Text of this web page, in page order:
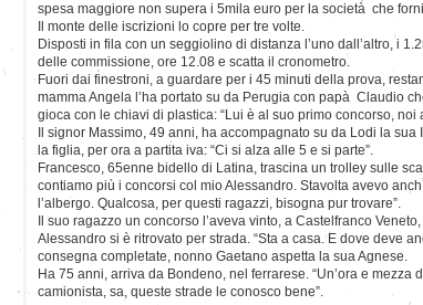
spesa maggiore non supera i 5mila euro per la società che
Il monte delle iscrizioni lo copre per tre volte.
Disposti in fila con un seggiolino di distanza l’uno dall’altro, i
delle commissione, ore 12.08 e scatta il cronometro.
Fuori dai finestroni, a guardare per i 45 minuti della prova,
mamma Angela l’ha portato su da Perugia con papà Claudio
gioca con le chiavi di plastica: “Lui è al suo primo concorso, noi
Il signor Massimo, 49 anni, ha accompagnato su da Lodi la
la figlia, per ora a partita iva: “Ci si alza alle 5 e si parte”.
Francesco, 65enne bidello di Latina, trascina un trolley sulle
contiamo più i concorsi col mio Alessandro. Stavolta avevo
l’albergo. Qualcosa, per questi ragazzi, bisogna pur trovare”.
Il suo ragazzo un concorso l’aveva vinto, a Castelfranco
Alessandro si è ritrovato per strada. “Sta a casa. E dove deve
consegna completate, nonno Gaetano aspetta la sua Agnese.
Ha 75 anni, arriva da Bondeno, nel ferrarese. “Un’ora e mezza
camionista, sa, queste strade le conosco bene”.